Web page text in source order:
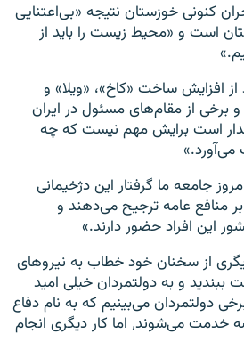
کنونی خوزستان نتیجه «بی‌اعتنایی
است و «محیط زیست را باید از
از افزایش ساخت «کاخ»، «ویلا» و
و برخی از مقام‌های مسئول در ایران
است برایش مهم نیست که چه
جامعه ما گرفتار این دژخیمانی
منافع عامه ترجیح می‌دهند و
این افراد حضور دارند.»
از سخنان خود خطاب به نیرو‌های
و به دولتمردان خیلی امید
زیرا ما از برخی دولتمردان می‌بینیم که به نام دفاع
از محیط زیست وارد عرصه خدمت می‌شوند٬ اما کار دیگری انجام